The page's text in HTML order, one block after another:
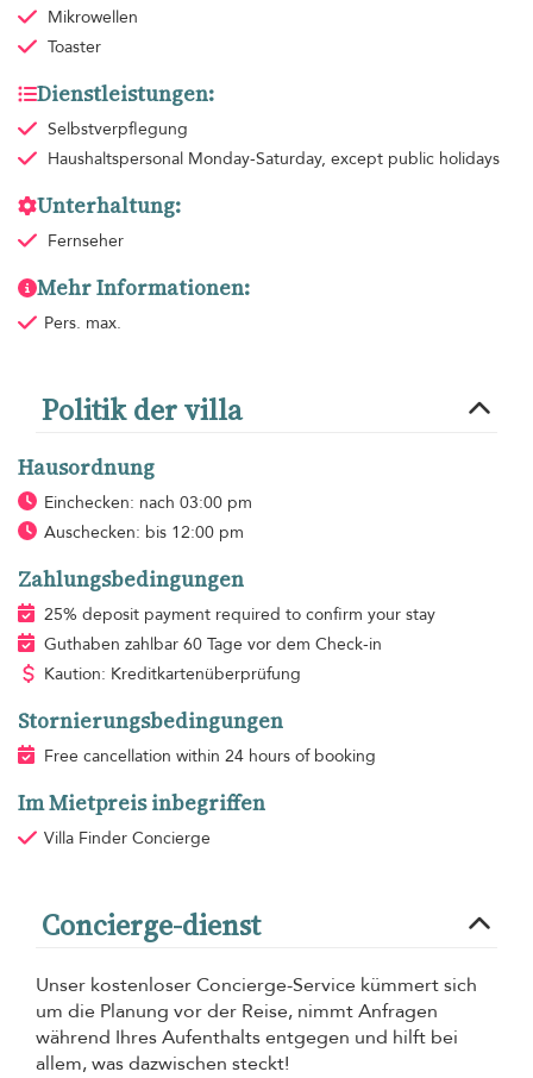
Mikrowellen
Toaster
Dienstleistungen:
Selbstverpflegung
Haushaltspersonal Monday-Saturday, except public holidays
Unterhaltung:
Fernseher
Mehr Informationen:
Pers. max.
Politik der villa
Hausordnung
Einchecken: nach 03:00 pm
Auschecken: bis 12:00 pm
Zahlungsbedingungen
25% deposit payment required to confirm your stay
Guthaben zahlbar 60 Tage vor dem Check-in
Kaution: Kreditkartenüberprüfung
Stornierungsbedingungen
Free cancellation within 24 hours of booking
Im Mietpreis inbegriffen
Villa Finder Concierge
Concierge-dienst
Unser kostenloser Concierge-Service kümmert sich
um die Planung vor der Reise, nimmt Anfragen
während Ihres Aufenthalts entgegen und hilft bei
allem, was dazwischen steckt!